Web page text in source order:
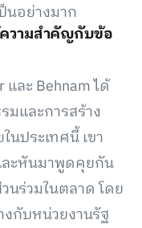
นอย่างมาก
ความสำคัญกับข้อ
ละ Behnam ได้
และการสร้าง
ประเทศนี้ เขา
ละหันมาพูดคุยกัน
นร่วมในตลาด โดย
กับหน่วยงานรัฐ